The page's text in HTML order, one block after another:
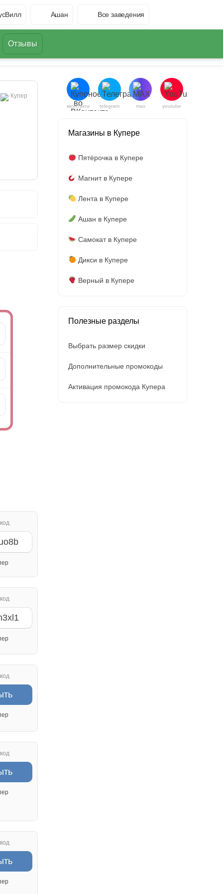
Ашан Все заведения
Отзывы
Купер
вконтакте telegram max youtube
Магазины в Купере
Пятёрочка в Купере
Магнит в Купере
Лента в Купере
Ашан в Купере
Самокат в Купере
Дикси в Купере
Верный в Купере
Полезные разделы
Выбрать размер скидки
Дополнительные промокоды
Активация промокода Купера